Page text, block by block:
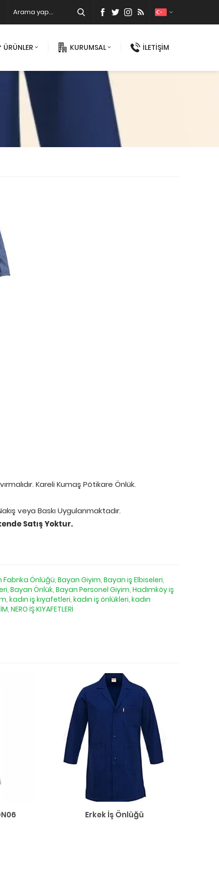
ÜRÜNLER KURUMSAL İLETİŞİM
Kareli Kumaş Pötikare Önlük.
veya Baskı Uygulanmaktadır.
Satış Yoktur.
Fabrika Önlüğü, Bayan Giyim, Bayan iş Elbiseleri,
, Bayan Önlük, Bayan Personel Giyim, Hadımköy iş
, kadın iş kıyafetleri, kadın iş önlükleri, kadın
, NERO İŞ KIYAFETLERİ
Erkek İş Önlüğü